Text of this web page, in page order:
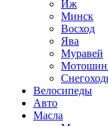
Иж
Минск
Восход
Ява
Муравей
Велосипеды
Авто
Масла